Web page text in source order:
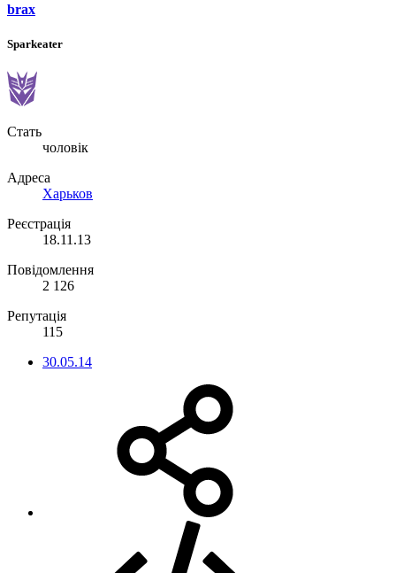
brax
Sparkeater
Стать
чоловік
Адреса
Харьков
Реєстрація
18.11.13
Повідомлення
2 126
Репутація
115
30.05.14